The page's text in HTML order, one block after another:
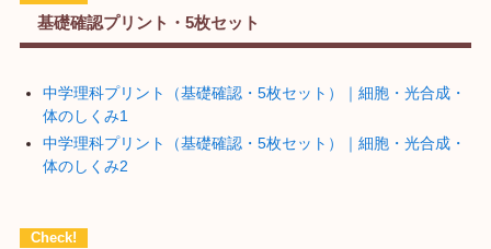
基礎確認プリント・5枚セット
中学理科プリント（基礎確認・5枚セット）｜細胞・光合成・
体のしくみ1
中学理科プリント（基礎確認・5枚セット）｜細胞・光合成・
体のしくみ2